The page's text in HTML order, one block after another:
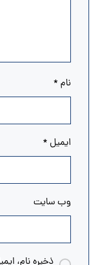
نام *
ایمیل *
وب‌ سایت
ذخیره نام،